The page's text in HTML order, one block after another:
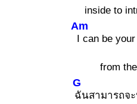
inside to
Am
I can be
from
G
ฉันสามารถจะ